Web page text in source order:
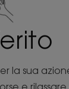
la sua
e